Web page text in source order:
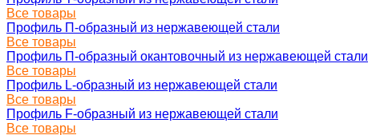
Все товары
Профиль П-образный из нержавеющей стали
Все товары
Профиль П-образный окантовочный из нержавеющей стали
Все товары
Профиль L-образный из нержавеющей стали
Все товары
Профиль F-образный из нержавеющей стали
Все товары